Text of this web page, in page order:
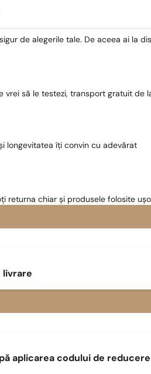
de alegerile tale. De aceea ai la
vrei să le testezi, transport gratuit de
longevitatea îți convin cu adevărat
returna chiar și produsele folosite
livrare
aplicarea codului de reducere